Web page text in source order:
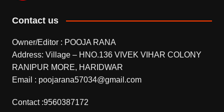
Contact us
Owner/Editor : POOJA RANA
Address: Village – HNO.136 VIVEK VIHAR COLONY
RANIPUR MORE, HARIDWAR
Email : poojarana57034@gmail.com
Contact :9560387172